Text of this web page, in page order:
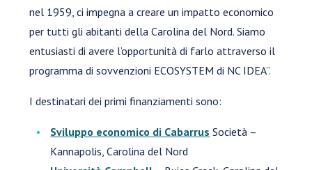
nel 1959, ci impegna a creare un impatto economico
per tutti gli abitanti della Carolina del Nord. Siamo
entusiasti di avere l’opportunità di farlo attraverso il
programma di sovvenzioni ECOSYSTEM di NC IDEA”.
I destinatari dei primi finanziamenti sono:
Sviluppo economico di Cabarrus Società –
Kannapolis, Carolina del Nord